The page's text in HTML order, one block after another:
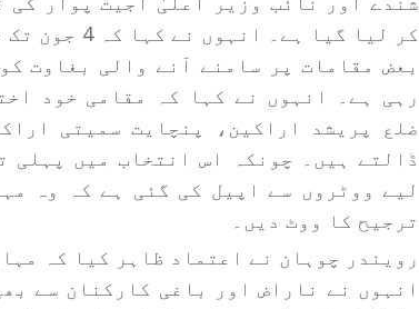
کر لیا گیا
بعض مقامات پر سامنے آنے والی بغاوت
رہی ہے۔ انہوں نے کہا کہ مقامی خود
ضلع پریشد اراکین، پنچایت سمیتی
ڈالتے ہیں۔ چونکہ اس انتخاب میں
لیے ووٹروں سے اپیل کی گئی ہے کہ وہ
ترجیح کا ووٹ دیں۔
انہوں نے ناراض اور باغی کارکنان سے